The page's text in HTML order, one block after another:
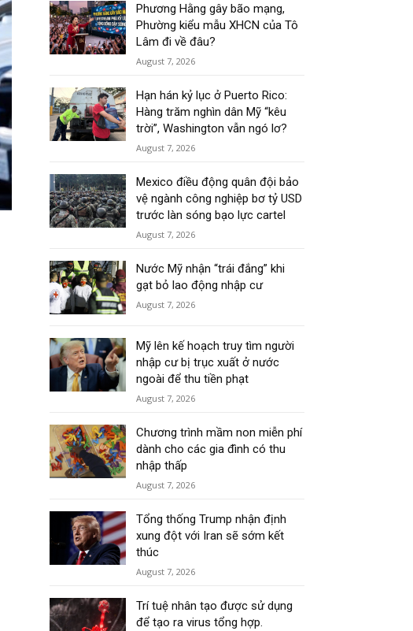
Phương Hằng gây bão mạng,
Phường kiểu mẫu XHCN của Tô
Lâm đi về đâu?
August 7, 2026
Hạn hán kỷ lục ở Puerto Rico:
Hàng trăm nghìn dân Mỹ “kêu
trời”, Washington vẫn ngó lơ?
August 7, 2026
Mexico điều động quân đội bảo
vệ ngành công nghiệp bơ tỷ USD
trước làn sóng bạo lực cartel
August 7, 2026
Nước Mỹ nhận “trái đắng” khi
gạt bỏ lao động nhập cư
August 7, 2026
Mỹ lên kế hoạch truy tìm người
nhập cư bị trục xuất ở nước
ngoài để thu tiền phạt
August 7, 2026
Chương trình mầm non miễn phí
dành cho các gia đình có thu
nhập thấp
August 7, 2026
Tổng thống Trump nhận định
xung đột với Iran sẽ sớm kết
thúc
August 7, 2026
Trí tuệ nhân tạo được sử dụng
để tạo ra virus tổng hợp.